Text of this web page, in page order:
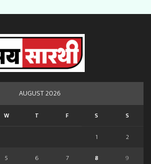
AUGUST 2026
W T F S S
1
2
5 6 7 8
9